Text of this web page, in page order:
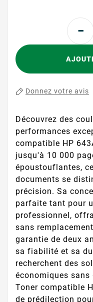
Donnez votre avis
Découvrez des
performances
compatible HP
jusqu'à 10 000
époustouflantes,
documents se
précision. Sa
parfaite tant pour
professionnel,
sans
garantie de deux
sa fiabilité et sa
recherchent des
économiques
Toner compatible
de prédilection